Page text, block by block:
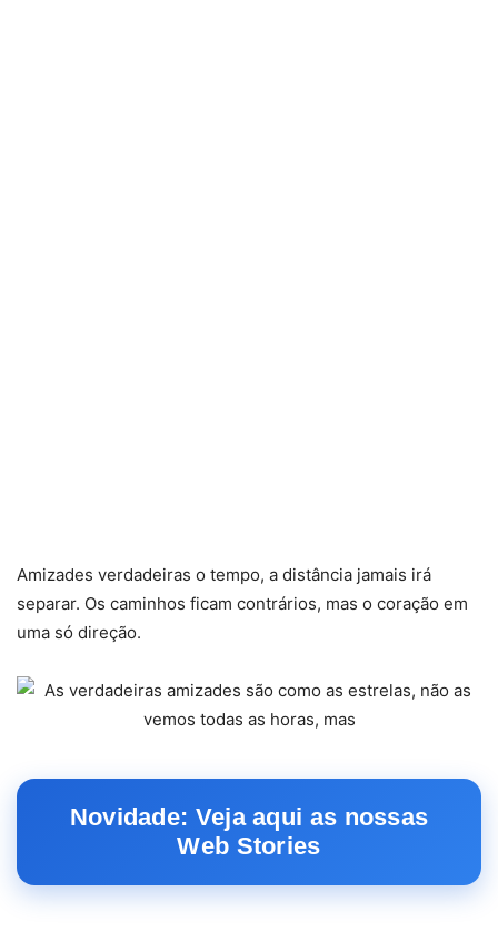
Amizades verdadeiras o tempo, a distância jamais irá
separar. Os caminhos ficam contrários, mas o coração em
uma só direção.
Novidade: Veja aqui as nossas
Web Stories